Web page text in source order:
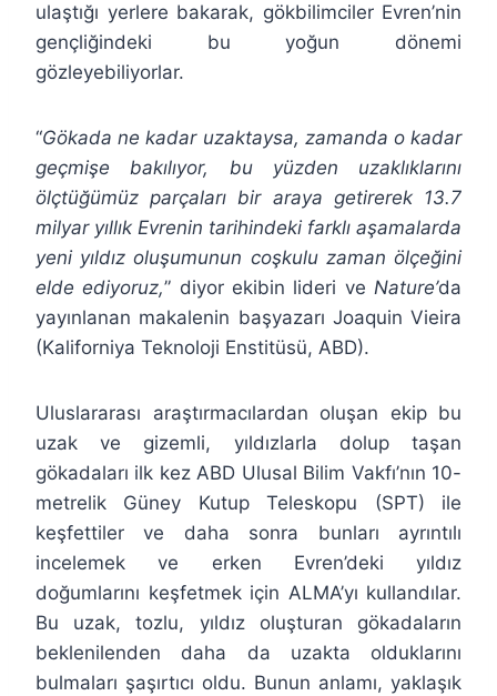
ulaştığı yerlere bakarak, gökbilimciler Evren’nin
gençliğindeki bu yoğun dönemi
gözleyebiliyorlar.
“Gökada ne kadar uzaktaysa, zamanda o kadar
geçmişe bakılıyor, bu yüzden uzaklıklarını
ölçtüğümüz parçaları bir araya getirerek 13.7
milyar yıllık Evrenin tarihindeki farklı aşamalarda
yeni yıldız oluşumunun coşkulu zaman ölçeğini
elde ediyoruz,” diyor ekibin lideri veNature’da
yayınlanan makalenin başyazarı Joaquin Vieira
(Kaliforniya Teknoloji Enstitüsü, ABD).
Uluslararası araştırmacılardan oluşan ekip bu
uzak ve gizemli, yıldızlarla dolup taşan
gökadaları ilk kez ABD Ulusal Bilim Vakfı’nın 10-
metrelik Güney Kutup Teleskopu (SPT) ile
keşfettiler ve daha sonra bunları ayrıntılı
incelemek ve erken Evren’deki yıldız
doğumlarını keşfetmek için ALMA’yı kullandılar.
Bu uzak, tozlu, yıldız oluşturan gökadaların
beklenilenden daha da uzakta olduklarını
bulmaları şaşırtıcı oldu. Bunun anlamı, yaklaşık